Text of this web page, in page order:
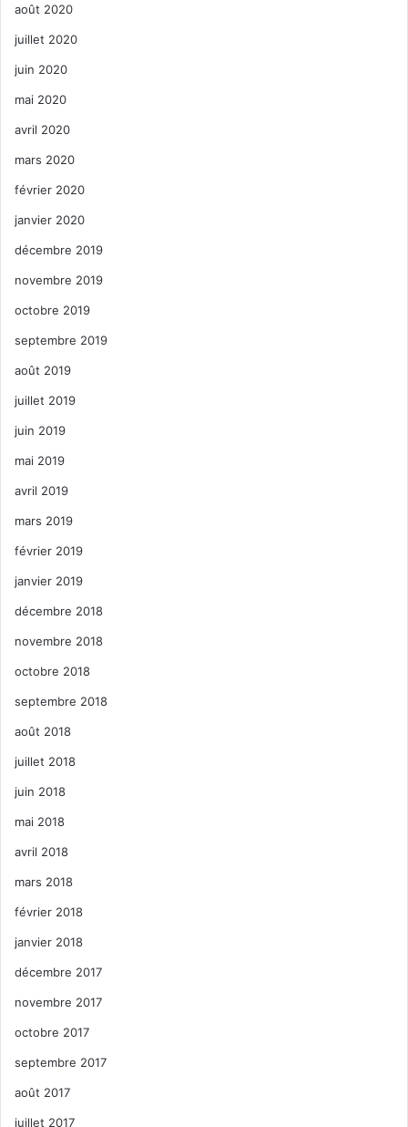
août 2020
juillet 2020
juin 2020
mai 2020
avril 2020
mars 2020
février 2020
janvier 2020
décembre 2019
novembre 2019
octobre 2019
septembre 2019
août 2019
juillet 2019
juin 2019
mai 2019
avril 2019
mars 2019
février 2019
janvier 2019
décembre 2018
novembre 2018
octobre 2018
septembre 2018
août 2018
juillet 2018
juin 2018
mai 2018
avril 2018
mars 2018
février 2018
janvier 2018
décembre 2017
novembre 2017
octobre 2017
septembre 2017
août 2017
juillet 2017